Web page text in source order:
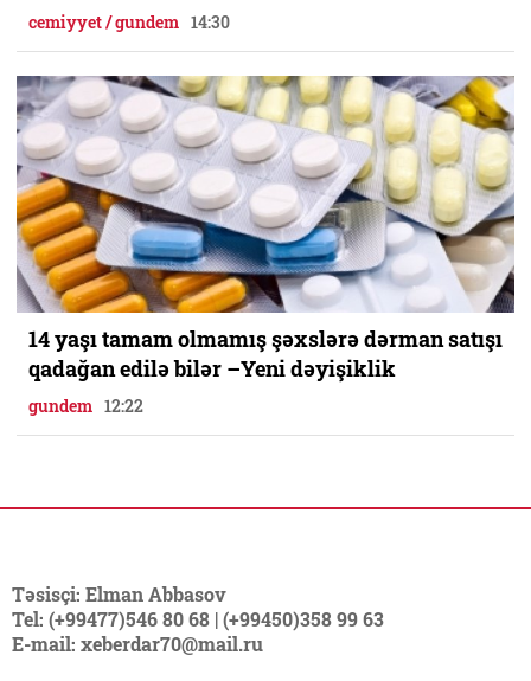
cemiyyet / gundem 14:30
14 yaşı tamam olmamış şəxslərə dərman satışı
qadağan edilə bilər –Yeni dəyişiklik
gundem 12:22
Təsisçi: Elman Abbasov
Tel: (+99477)546 80 68 | (+99450)358 99 63
E-mail: xeberdar70@mail.ru